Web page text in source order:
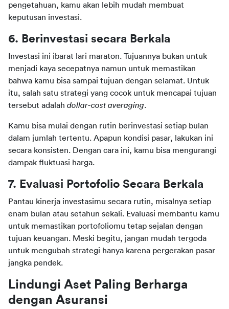
pengetahuan, kamu akan lebih mudah membuat
keputusan investasi.
6. Berinvestasi secara Berkala
Investasi ini ibarat lari maraton. Tujuannya bukan untuk
menjadi kaya secepatnya namun untuk memastikan
bahwa kamu bisa sampai tujuan dengan selamat. Untuk
itu, salah satu strategi yang cocok untuk mencapai tujuan
tersebut adalah dollar-cost averaging.
Kamu bisa mulai dengan rutin berinvestasi setiap bulan
dalam jumlah tertentu. Apapun kondisi pasar, lakukan ini
secara konsisten. Dengan cara ini, kamu bisa mengurangi
dampak fluktuasi harga.
7. Evaluasi Portofolio Secara Berkala
Pantau kinerja investasimu secara rutin, misalnya setiap
enam bulan atau setahun sekali. Evaluasi membantu kamu
untuk memastikan portofoliomu tetap sejalan dengan
tujuan keuangan. Meski begitu, jangan mudah tergoda
untuk mengubah strategi hanya karena pergerakan pasar
jangka pendek.
Lindungi Aset Paling Berharga
dengan Asuransi